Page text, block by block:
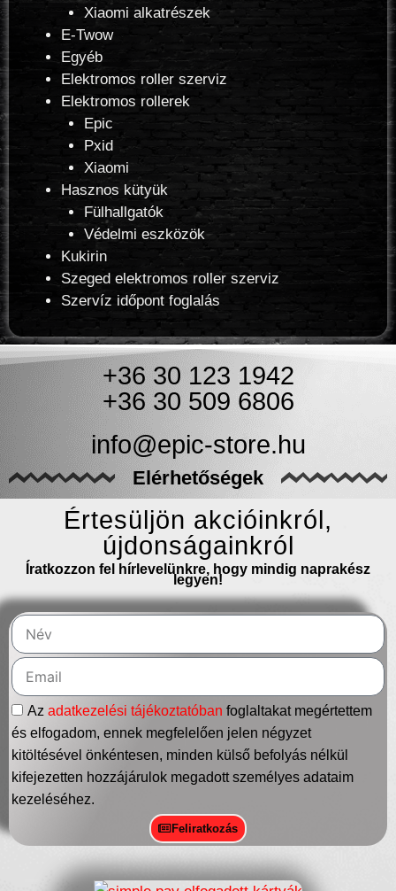
Xiaomi alkatrészek
E-Twow
Egyéb
Elektromos roller szerviz
Elektromos rollerek
Epic
Pxid
Xiaomi
Hasznos kütyük
Fülhallgatók
Védelmi eszközök
Kukirin
Szeged elektromos roller szerviz
Szervíz időpont foglalás
+36 30 123 1942
+36 30 509 6806
info@epic-store.hu
Elérhetőségek
Értesüljön akcióinkról,
újdonságainkról
Íratkozzon fel hírlevelünkre, hogy mindig naprakész
legyen!
Az adatkezelési tájékoztatóban foglaltakat megértettem
és elfogadom, ennek megfelelően jelen négyzet
kitöltésével önkéntesen, minden külső befolyás nélkül
kifejezetten hozzájárulok megadott személyes adataim
kezeléséhez.
Feliratkozás